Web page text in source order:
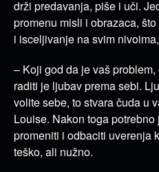
drži predavanja, piše i uči.
promenu misli i obrazaca,
i isceljivanje na svim
– Koji god da je vaš
raditi je ljubav prema sebi.
volite sebe, to stvara čuda u
Louise. Nakon toga
promeniti i odbaciti uverenja
teško, ali nužno.